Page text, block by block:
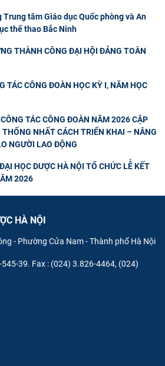
tâm Giáo dục Quốc phòng và An
thể thao Bắc Ninh
THÀNH CÔNG ĐẠI HỘI ĐẢNG TOÀN
TÁC CÔNG ĐOÀN HỌC KỲ I, NĂM HỌC
TÁC CÔNG ĐOÀN NĂM 2026 CẬP
NHẤT CÁCH TRIỂN KHAI – NÂNG
NGƯỜI LAO ĐỘNG
HỌC DƯỢC HÀ NỘI TỔ CHỨC LỄ KẾT
2026
HÀ NỘI
- Phường Cửa Nam - Thành phố Hà Nội
39. Fax : (024) 3.826-4464, (024)